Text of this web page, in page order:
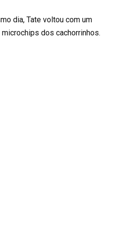
dia, Tate voltou com um
dos cachorrinhos.